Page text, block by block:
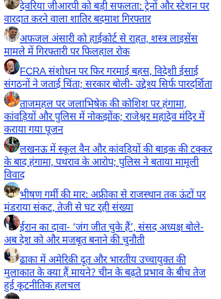
देवरिया जीआरपी को बड़ी सफलता: ट्रेनों और स्टेशन पर
वारदात करने वाला शातिर बदमाश गिरफ्तार
अफजल अंसारी को हाईकोर्ट से राहत, शस्त्र लाइसेंस
मामले में गिरफ्तारी पर फिलहाल रोक
FCRA संशोधन पर फिर गरमाई बहस, विदेशी ईसाई
संगठनों ने जताई चिंता; सरकार बोली- उद्देश्य सिर्फ पारदर्शिता
ताजमहल पर जलाभिषेक की कोशिश पर हंगामा,
कांवड़ियों और पुलिस में नोकझोंक; राजेश्वर महादेव मंदिर में
कराया गया पूजन
लखनऊ में स्कूल वैन और कांवड़ियों की बाइक की टक्कर
के बाद हंगामा, पथराव के आरोप; पुलिस ने बताया मामूली
विवाद
भीषण गर्मी की मार: अफ्रीका से राजस्थान तक ऊंटों पर
मंडराया संकट, तेजी से घट रही संख्या
ईरान का दावा- ‘जंग जीत चुके हैं’, संसद अध्यक्ष बोले-
अब देश को और मजबूत बनाने की चुनौती
ढाका में अमेरिकी दूत और भारतीय उच्चायुक्त की
मुलाकात के क्या हैं मायने? चीन के बढ़ते प्रभाव के बीच तेज
हुई कूटनीतिक हलचल